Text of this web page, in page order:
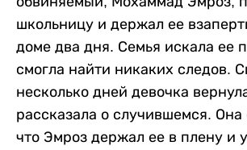
школьницу и держал ее
доме два дня. Семья искала ее
смогла найти никаких следов.
несколько дней девочка
рассказала о случившемся.
что Эмроз держал ее в плену и